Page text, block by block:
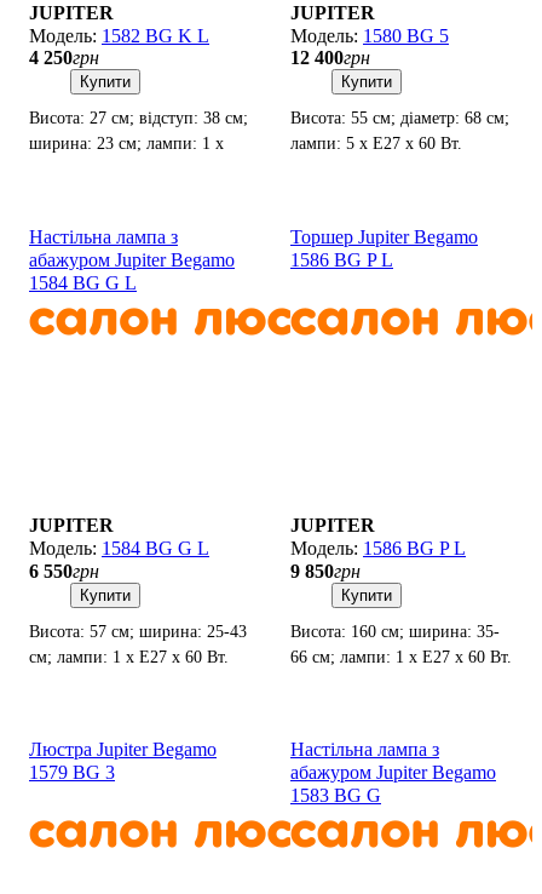
JUPITER
1582 BG K L
4 250грн
Купити
Висота: 27 см; відступ: 38 см;
ширина: 23 см; лампи: 1 х
JUPITER
1580 BG 5
12 400грн
Купити
Висота: 55 см; діаметр: 68 см;
лампи: 5 х Е27 х 60 Вт.
Настільна лампа з
абажуром Jupiter Begamo
1584 BG G L
JUPITER
1584 BG G L
6 550грн
Купити
Висота: 57 см; ширина: 25-43
см; лампи: 1 х Е27 х 60 Вт.
Торшер Jupiter Begamo
1586 BG P L
JUPITER
1586 BG P L
9 850грн
Купити
Висота: 160 см; ширина: 35-
66 см; лампи: 1 х Е27 х 60 Вт.
Люстра Jupiter Begamo
1579 BG 3
Настільна лампа з
абажуром Jupiter Begamo
1583 BG G